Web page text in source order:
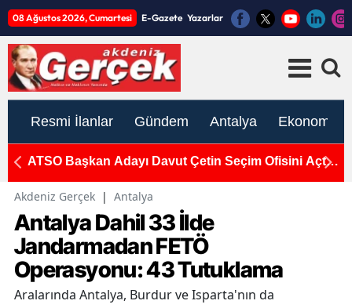
08 Ağustos 2026, Cumartesi E-Gazete Yazarlar
Resmi İlanlar Gündem Antalya Ekonomi
ATSO Başkan Adayı Davut Çetin Seçim Ofisini Açtı:
Akdeniz Gerçek | Antalya
Antalya Dahil 33 İlde
Jandarmadan FETÖ
Operasyonu: 43 Tutuklama
Aralarında Antalya, Burdur ve Isparta'nın da